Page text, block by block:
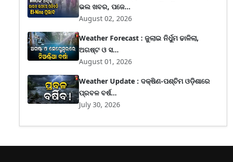
ଭଲ ଖବର, ପଜେ...
August 02, 2026
Weather Forecast : ଜୁଲାଇ ନିର୍ଧୁମ ଢାଳିଲା,
ଅଗଷ୍ଟ ଓ ସ...
August 01, 2026
Weather Update : ଦକ୍ଷିଣ-ପଶ୍ଚିମ ଓଡ଼ିଶାରେ
ପ୍ରବଳ ବର୍ଷ...
July 30, 2026